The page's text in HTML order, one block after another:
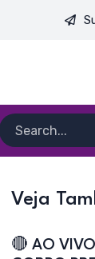
DIAS,
Veja
🔴 AO